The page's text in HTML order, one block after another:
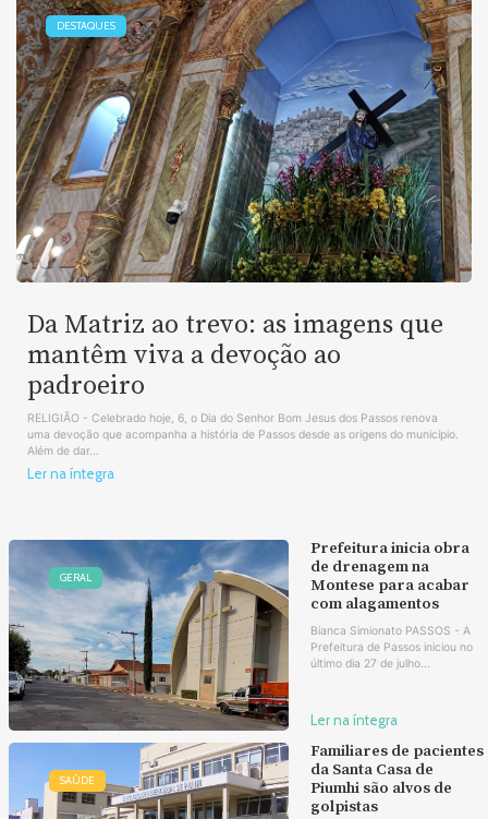
DESTAQUES
Da Matriz ao trevo: as imagens que
mantêm viva a devoção ao
padroeiro
RELIGIÃO - Celebrado hoje, 6, o Dia do Senhor Bom Jesus dos Passos renova
uma devoção que acompanha a história de Passos desde as origens do município.
Além de dar...
Ler na íntegra
GERAL
Prefeitura inicia obra
de drenagem na
Montese para acabar
com alagamentos
Bianca Simionato PASSOS - A
Prefeitura de Passos iniciou no
último dia 27 de julho...
Ler na íntegra
SAÚDE
Familiares de pacientes
da Santa Casa de
Piumhi são alvos de
golpistas